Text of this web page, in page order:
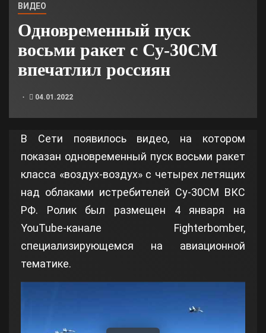
ВИДЕО
Одновременный пуск
восьми ракет с Су-30СМ
впечатлил россиян
04.01.2022
В Сети появилось видео, на котором
показан одновременный пуск восьми ракет
класса «воздух-воздух» с четырех летящих
над облаками истребителей Су-30СМ ВКС
РФ. Ролик был размещен 4 января на
YouTube-канале Fighterbomber,
специализирующемся на авиационной
тематике.